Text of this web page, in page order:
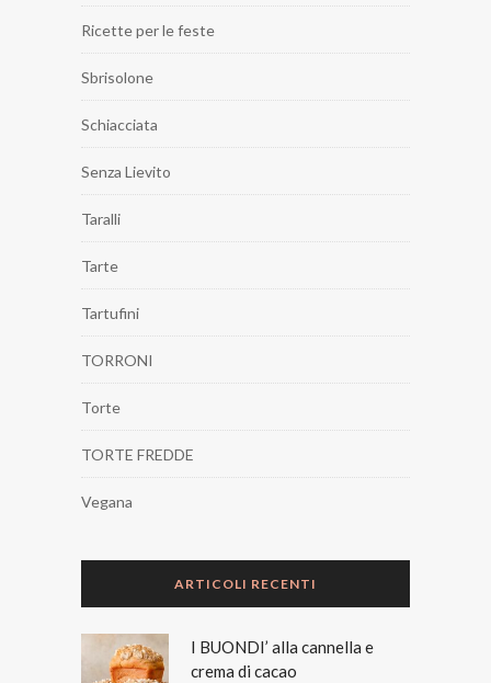
Ricette per le feste
Sbrisolone
Schiacciata
Senza Lievito
Taralli
Tarte
Tartufini
TORRONI
Torte
TORTE FREDDE
Vegana
ARTICOLI RECENTI
I BUONDI’ alla cannella e
crema di cacao